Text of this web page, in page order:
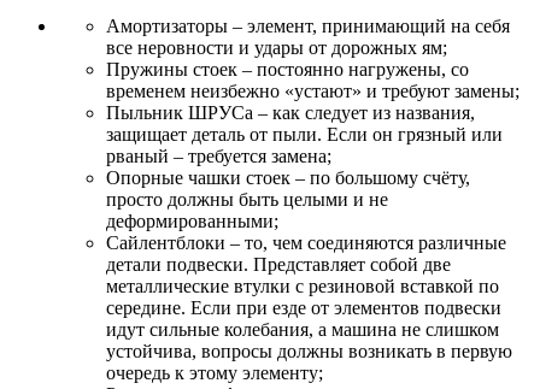
Амортизаторы – элемент, принимающий на себя
все неровности и удары от дорожных ям;
Пружины стоек – постоянно нагружены, со
временем неизбежно «устают» и требуют замены;
Пыльник ШРУСа – как следует из названия,
защищает деталь от пыли. Если он грязный или
рваный – требуется замена;
Опорные чашки стоек – по большому счёту,
просто должны быть целыми и не
деформированными;
Сайлентблоки – то, чем соединяются различные
детали подвески. Представляет собой две
металлические втулки с резиновой вставкой по
середине. Если при езде от элементов подвески
идут сильные колебания, а машина не слишком
устойчива, вопросы должны возникать в первую
очередь к этому элементу;